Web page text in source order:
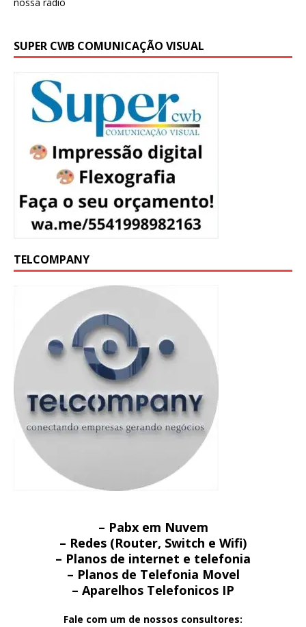
SUPER CWB COMUNICAÇÃO VISUAL
TELCOMPANY
– Pabx em Nuvem
– Redes (Router, Switch e Wifi)
– Planos de internet e telefonia
– Planos de Telefonia Movel
– Aparelhos Telefonicos IP
Fale com um de nossos consultores: